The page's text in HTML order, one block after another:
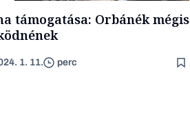
támogatása: Orbánék mégis
1. 11. perc